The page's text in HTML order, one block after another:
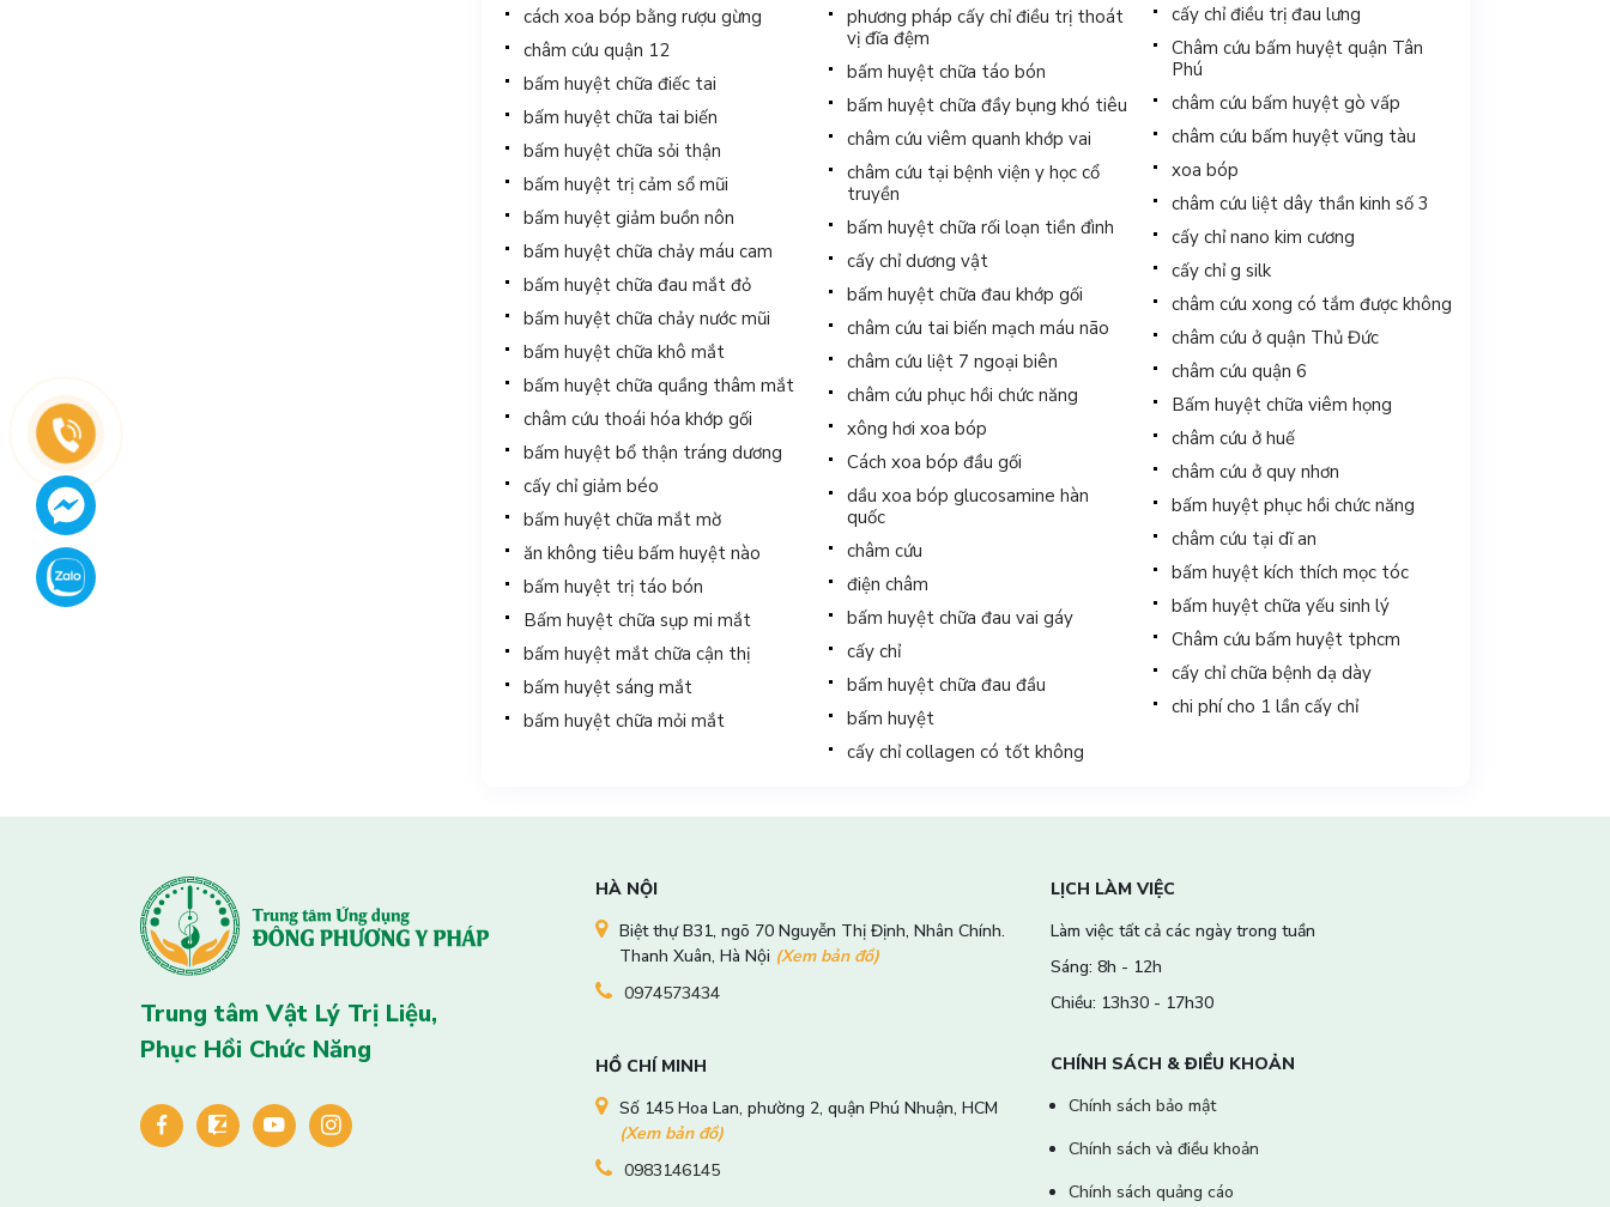
cách xoa bóp bằng rượu gừng
châm cứu quận 12
bấm huyệt chữa điếc tai
bấm huyệt chữa tai biến
bấm huyệt chữa sỏi thận
bấm huyệt trị cảm sổ mũi
bấm huyệt giảm buồn nôn
bấm huyệt chữa chảy máu cam
bấm huyệt chữa đau mắt đỏ
bấm huyệt chữa chảy nước mũi
bấm huyệt chữa khô mắt
bấm huyệt chữa quầng thâm mắt
châm cứu thoái hóa khớp gối
bấm huyệt bổ thận tráng dương
cấy chỉ giảm béo
bấm huyệt chữa mắt mờ
ăn không tiêu bấm huyệt nào
bấm huyệt trị táo bón
Bấm huyệt chữa sụp mi mắt
bấm huyệt mắt chữa cận thị
bấm huyệt sáng mắt
bấm huyệt chữa mỏi mắt
phương pháp cấy chỉ điều trị thoát
vị đĩa đệm
bấm huyệt chữa táo bón
bấm huyệt chữa đầy bụng khó tiêu
châm cứu viêm quanh khớp vai
châm cứu tại bệnh viện y học cổ
truyền
bấm huyệt chữa rối loạn tiền đình
cấy chỉ dương vật
bấm huyệt chữa đau khớp gối
châm cứu tai biến mạch máu não
châm cứu liệt 7 ngoại biên
châm cứu phục hồi chức năng
xông hơi xoa bóp
Cách xoa bóp đầu gối
dầu xoa bóp glucosamine hàn
quốc
châm cứu
điện châm
bấm huyệt chữa đau vai gáy
cấy chỉ
bấm huyệt chữa đau đầu
bấm huyệt
cấy chỉ collagen có tốt không
cấy chỉ điều trị đau lưng
Châm cứu bấm huyệt quận Tân
Phú
châm cứu bấm huyệt gò vấp
châm cứu bấm huyệt vũng tàu
xoa bóp
châm cứu liệt dây thần kinh số 3
cấy chỉ nano kim cương
cấy chỉ g silk
châm cứu xong có tắm được không
châm cứu ở quận Thủ Đức
châm cứu quận 6
Bấm huyệt chữa viêm họng
châm cứu ở huế
châm cứu ở quy nhơn
bấm huyệt phục hồi chức năng
châm cứu tại dĩ an
bấm huyệt kích thích mọc tóc
bấm huyệt chữa yếu sinh lý
Châm cứu bấm huyệt tphcm
cấy chỉ chữa bệnh dạ dày
chi phí cho 1 lần cấy chỉ
Trung tâm Vật Lý Trị Liệu,
Phục Hồi Chức Năng
HÀ NỘI
Biệt thự B31, ngõ 70 Nguyễn Thị Định, Nhân Chính.
Thanh Xuân, Hà Nội (Xem bản đồ)
0974573434
HỒ CHÍ MINH
Số 145 Hoa Lan, phường 2, quận Phú Nhuận, HCM
(Xem bản đồ)
0983146145
LỊCH LÀM VIỆC
Làm việc tất cả các ngày trong tuần
Sáng: 8h - 12h
Chiều: 13h30 - 17h30
CHÍNH SÁCH & ĐIỀU KHOẢN
Chính sách bảo mật
Chính sách và điều khoản
Chính sách quảng cáo